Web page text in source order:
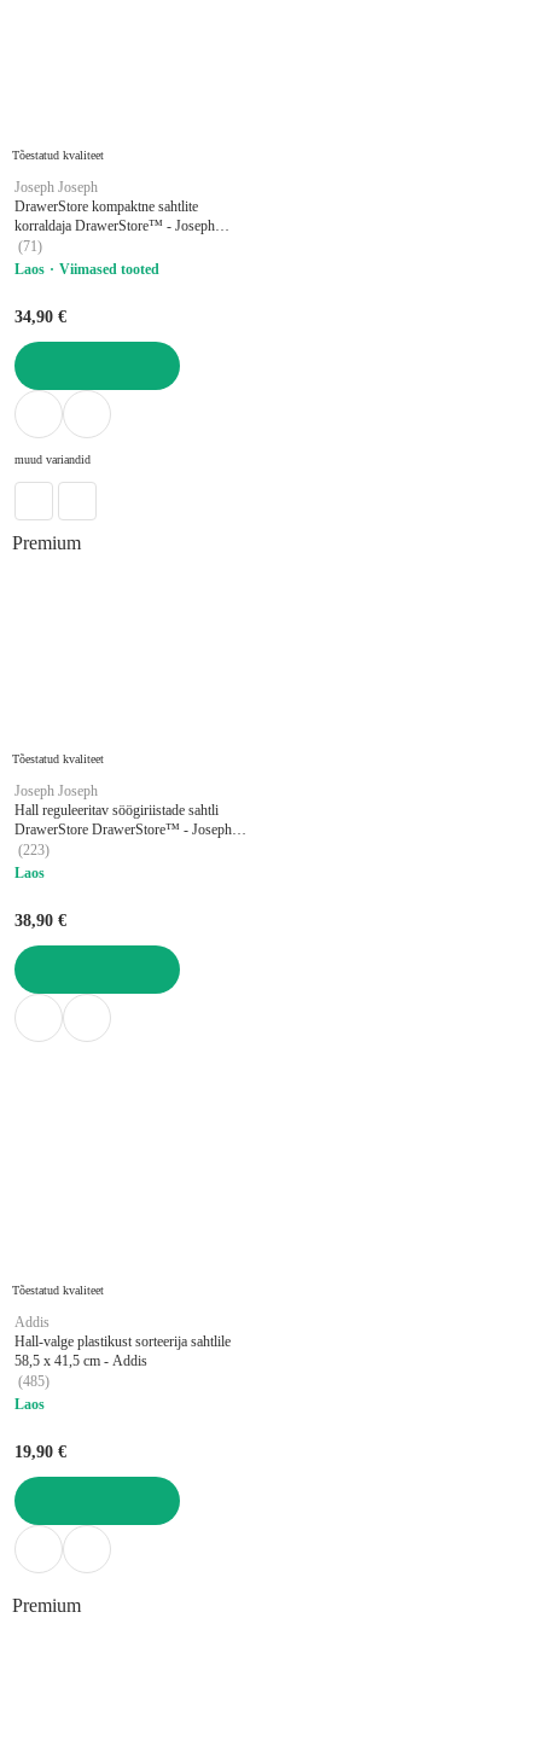
Tõestatud kvaliteet
Joseph Joseph
DrawerStore kompaktne sahtlite
korraldaja DrawerStore™ - Joseph
Joseph
(71)
Laos
Viimased tooted
34,90 €
LISA OSTUKORVI
muud variandid
Premium
Tõestatud kvaliteet
Joseph Joseph
Hall reguleeritav söögiriistade sahtli
DrawerStore DrawerStore™ - Joseph
Joseph
(223)
Laos
38,90 €
LISA OSTUKORVI
Tõestatud kvaliteet
Addis
Hall-valge plastikust sorteerija sahtlile
58,5 x 41,5 cm - Addis
(485)
Laos
19,90 €
LISA OSTUKORVI
Premium